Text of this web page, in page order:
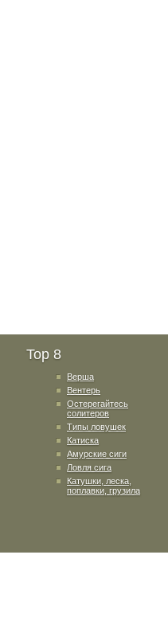
Top 8
Верша
Вентерь
Остерегайтесь
солитеров
Типы ловушек
Катиска
Амурские сиги
Ловля сига
Катушки, леска,
поплавки, грузила